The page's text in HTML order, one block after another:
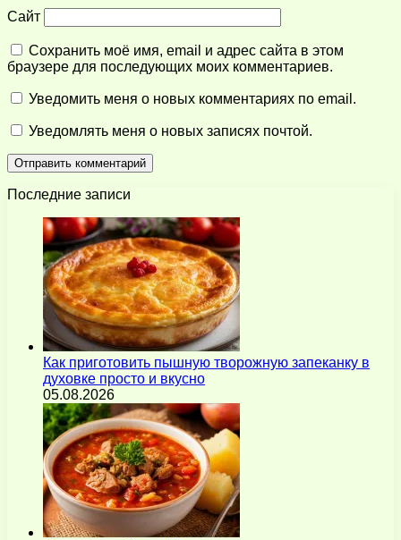
Сайт
Сохранить моё имя, email и адрес сайта в этом
браузере для последующих моих комментариев.
Уведомить меня о новых комментариях по email.
Уведомлять меня о новых записях почтой.
Последние записи
Как приготовить пышную творожную запеканку в
духовке просто и вкусно
05.08.2026